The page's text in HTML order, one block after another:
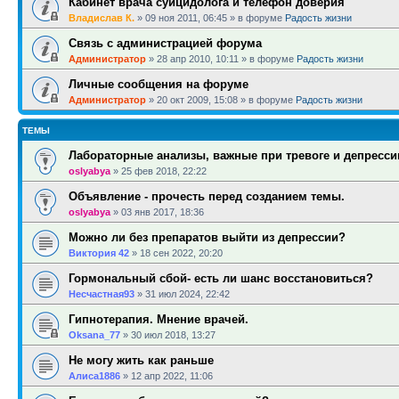
Владислав К. » 09 ноя 2011, 06:45 » в форуме Радость жизни
Связь с администрацией форума
Администратор » 28 апр 2010, 10:11 » в форуме Радость жизни
Личные сообщения на форуме
Администратор » 20 окт 2009, 15:08 » в форуме Радость жизни
ТЕМЫ
Лабораторные анализы, важные при тревоге и
oslyabya » 25 фев 2018, 22:22
Объявление - прочесть перед созданием темы.
oslyabya » 03 янв 2017, 18:36
Можно ли без препаратов выйти из депрессии?
Виктория 42 » 18 сен 2022, 20:20
Гормональный сбой- есть ли шанс восстановиться?
Несчастная93 » 31 июл 2024, 22:42
Гипнотерапия. Мнение врачей.
Oksana_77 » 30 июл 2018, 13:27
Не могу жить как раньше
Алиса1886 » 12 апр 2022, 11:06